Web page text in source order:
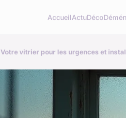
AccueilActuDéco
Votre vitrier pour les urgences et